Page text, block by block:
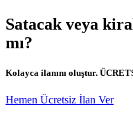
Satacak veya
mı?
Kolayca ilanını oluştur.
Hemen Ücretsiz İlan Ver